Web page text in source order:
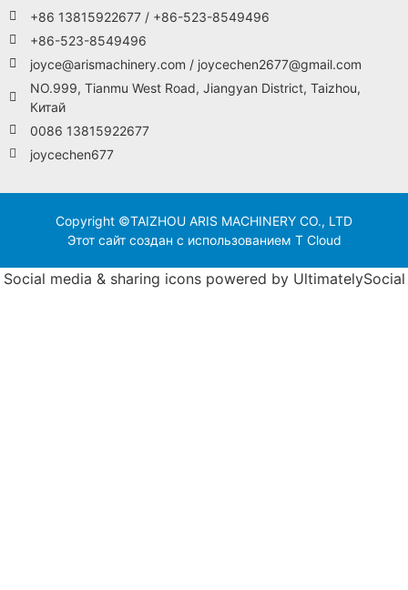
+86 13815922677 / +86-523-8549496
+86-523-8549496
joyce@arismachinery.com / joycechen2677@gmail.com
NO.999, Tianmu West Road, Jiangyan District, Taizhou,
Китай
0086 13815922677
joycechen677
Copyright ©TAIZHOU ARIS MACHINERY CO., LTD
Этот сайт создан с использованием T Cloud
Social media & sharing icons powered by UltimatelySocial